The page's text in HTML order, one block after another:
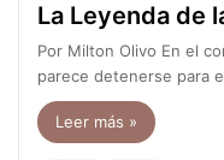
La Leyenda de
Por Milton Olivo En el
parece detenerse para
Leer más »